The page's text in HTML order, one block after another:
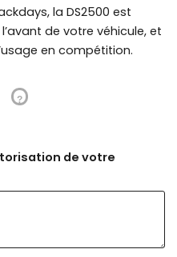
la DS2500 est
de votre véhicule, et
en compétition.
?
de votre